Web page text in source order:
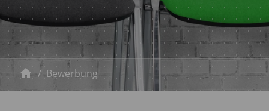
home Bewerbung